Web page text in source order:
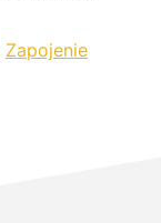
Zapojenie